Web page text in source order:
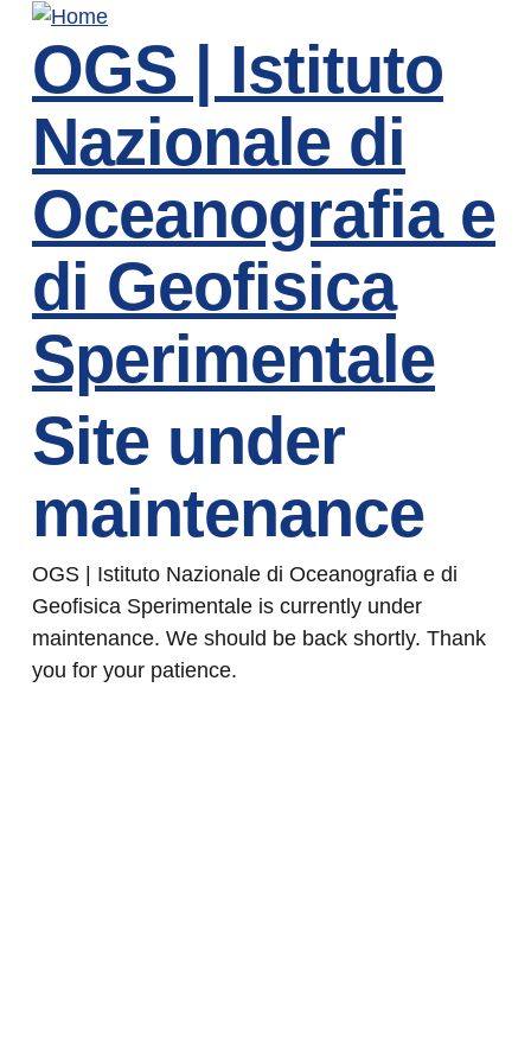
Skip
mainOGS | Istituto
Nazionale di
Oceanografia e
di Geofisica
Sperimentale
Site under
maintenance
OGS | Istituto Nazionale di Oceanografia e di
Geofisica Sperimentale is currently under
maintenance. We should be back shortly. Thank
you for your patience.